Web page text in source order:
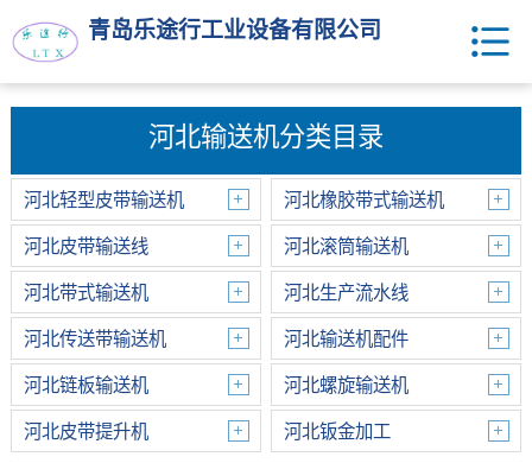
青岛乐途行工业设备有限公司
河北输送机分类目录
河北轻型皮带输送机 河北橡胶带式输送机
河北皮带输送线 河北滚筒输送机
河北带式输送机 河北生产流水线
河北传送带输送机 河北输送机配件
河北链板输送机 河北螺旋输送机
河北皮带提升机 河北钣金加工